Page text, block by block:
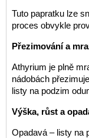
Tuto papratku lze
proces obvykle
Přezimování a
Athyrium je plně
nádobách
listy na podzim
Výška, růst a
Opadavá – listy na